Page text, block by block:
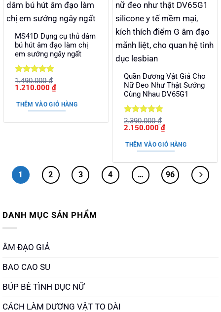
MS41D Dụng cụ thủ dâm
bú hút âm đạo làm chị
em sướng ngây ngất
Được xếp
hạng55
1.490.000₫
Giá
là:
1.490.000 ₫.
1.210.000₫Giá
tại
là:
THÊM VÀO GIỎ HÀNG
Quần Dương Vật Giả Cho
Nữ Đeo Như Thật Sướng
Cùng Nhau DV65G1
Được xếp
hạng55
2.390.000₫
Giá
là:
2.390.000 ₫.
2.150.000₫Giá
tại
là:
THÊM VÀO GIỎ HÀNG
1 2 3 4 … 96
DANH MỤC SẢN PHẨM
ÂM ĐẠO GIẢ
BAO CAO SU
BÚP BÊ TÌNH DỤC NỮ
CÁCH LÀM DƯƠNG VẬT TO DÀI